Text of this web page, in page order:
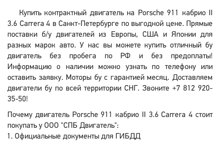
Купить контрактный двигатель на Porsche 911 кабрио II
3.6 Carrera 4 в Санкт-Петербурге по выгодной цене. Прямые
поставки б/у двигателей из Европы, США и Японии для
разных марок авто. У нас вы можете купить отличный бу
двигатель без пробега по РФ и без предоплаты!
Информацию о наличии можно узнать по телефону или
оставить заявку. Моторы бу с гарантией месяц. Доставляем
двигатели бу по всей территории СНГ. Звоните +7 812 920-
35-50!
Почему двигатель Porsche 911 кабрио II 3.6 Carrera 4 стоит
покупать у ООО "СПБ Двигатель":
Официальные документы для ГИБДД